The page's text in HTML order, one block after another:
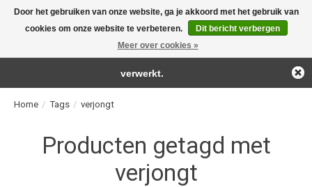
For the real detailing products!
Home / Tags / verjongt
Producten getagd met
verjongt
Door het gebruiken van onze website, ga je akkoord met het gebruik van
cookies om onze website te verbeteren.
Dit bericht verbergen
Meer over cookies »
← Keer terug naar de backofficeDeze winkel is in aanbouw.
Eventueel geplaatste orders zullen niet worden gehonoreerd of
verwerkt.